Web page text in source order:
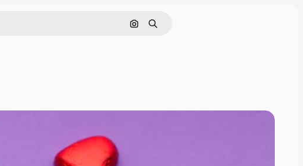
Nach Bild suchen
Suchen